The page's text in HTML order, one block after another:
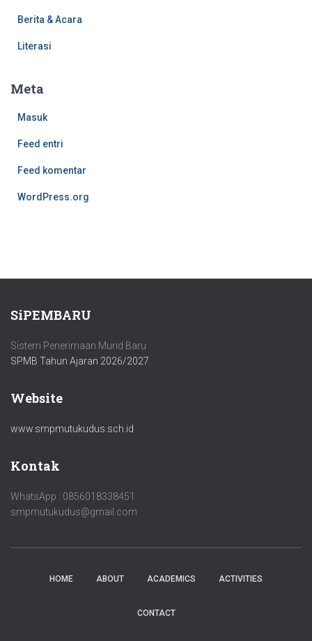
Berita & Acara
Literasi
Meta
Masuk
Feed entri
Feed komentar
WordPress.org
SiPEMBARU
Sistem Penerimaan Murid Baru
SPMB Tahun Ajaran 2026/2027
Website
www.smpmutukudus.sch.id
Kontak
WhatsApp : 0856018338451
smpmutukudus@gmail.com
HOME ABOUT ACADEMICS ACTIVITIES
CONTACT